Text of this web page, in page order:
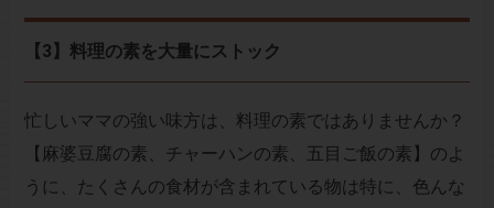
【3】料理の素を大量にストック
忙しいママの強い味方は、料理の素ではありませんか？
【麻婆豆腐の素、チャーハンの素、五目ご飯の素】のよ
うに、たくさんの食材が含まれている物は特に、色んな